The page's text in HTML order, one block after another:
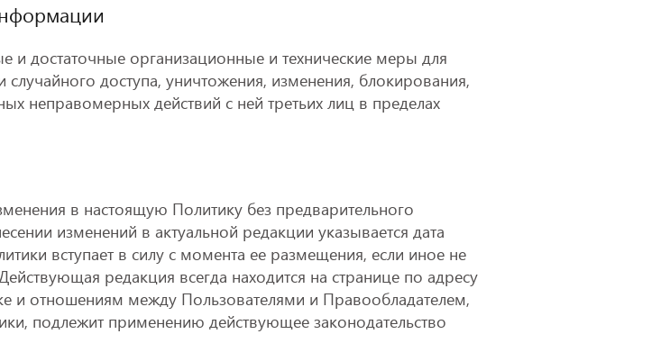
и достаточные организационные и технические меры для
доступа, уничтожения, изменения, блокирования,
неправомерных действий с ней третьих лиц в пределах
в настоящую Политику без предварительного
изменений в актуальной редакции указывается дата
вступает в силу с момента ее размещения, если иное не
редакция всегда находится на странице по адресу
и отношениям между Пользователями и Правообладателем,
подлежит применению действующее законодательство